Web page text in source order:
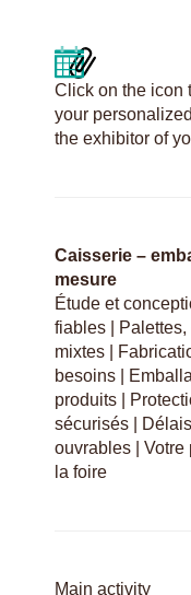
Click on the icon
your
the exhibitor of
Caisserie –
mesure
Étude et
fiables |
mixtes |
besoins |
produits |
sécurisés |
ouvrables | Votre
la foire
Main activity